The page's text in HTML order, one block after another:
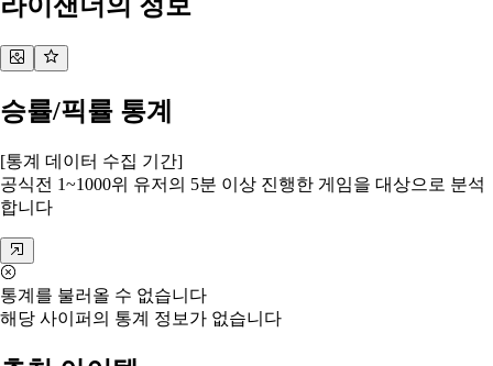
승률/픽률 통계
[통계 데이터 수집 기간]
공식전 1~1000위 유저의 5분 이상 진행한 게임을 대상으로 분석
합니다
통계를 불러올 수 없습니다
해당 사이퍼의 통계 정보가 없습니다